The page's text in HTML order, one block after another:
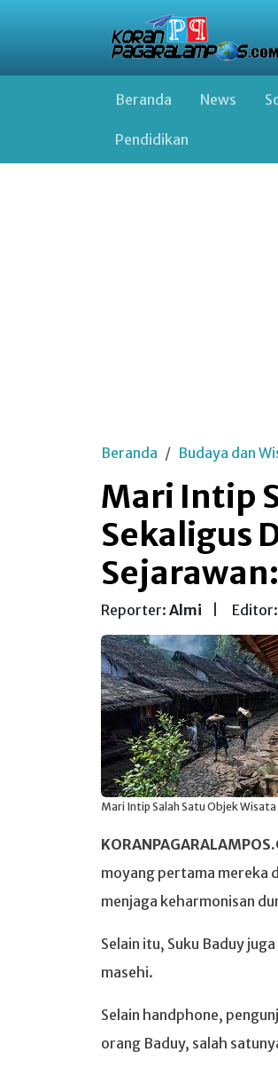
Beranda News
Pendidikan
Beranda Budaya dan
Mari Intip
Sekaligus
Reporter: Almi Editor:
Mari Intip Salah Satu Objek
moyang pertama mereka
menjaga keharmonisan
Selain itu, Suku Baduy
masehi.
Selain handphone,
orang Baduy, salah